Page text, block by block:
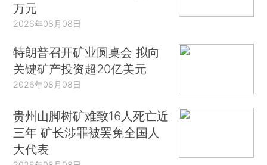
万元
2026年08月08日
特朗普召开矿业圆桌会 拟向
关键矿产投资超20亿美元
2026年08月08日
贵州山脚树矿难致16人死亡近
三年 矿长涉罪被罢免全国人
大代表